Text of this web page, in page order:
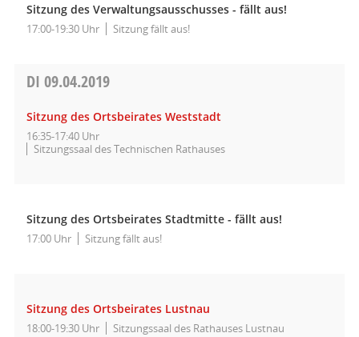
Sitzung des Verwaltungsausschusses - fällt aus!
17:00-19:30 Uhr Sitzung fällt aus!
DI 09.04.2019
Sitzung des Ortsbeirates Weststadt
16:35-17:40 Uhr
Sitzungssaal des Technischen Rathauses
Sitzung des Ortsbeirates Stadtmitte - fällt aus!
17:00 Uhr Sitzung fällt aus!
Sitzung des Ortsbeirates Lustnau
18:00-19:30 Uhr Sitzungssaal des Rathauses Lustnau